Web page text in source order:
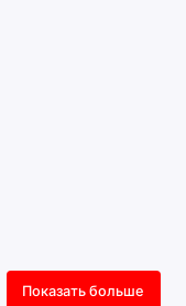
Показать больше